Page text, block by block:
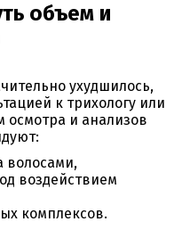
объем и
ухудшилось,
к трихологу или
осмотра и анализов
волосами,
воздействием
комплексов.